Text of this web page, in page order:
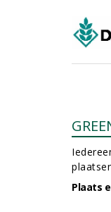
Plaats